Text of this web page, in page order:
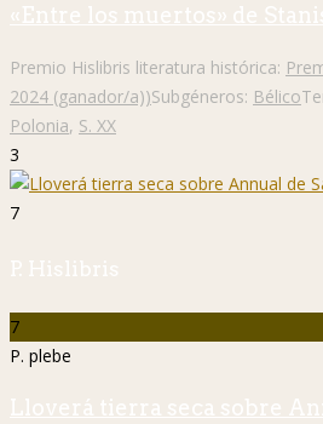
«Entre los muertos» de
Premio Hislibris literatura histórica:
2024 (ganador/a))Subgéneros: Bélico
Polonia, S. XX
3
7
P. Hislibris
7
P. plebe
Lloverá tierra seca sobre